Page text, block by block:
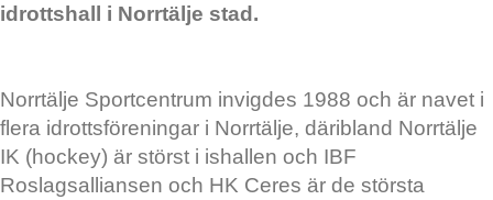
idrottshall i Norrtälje stad.
Norrtälje Sportcentrum invigdes 1988 och är navet i
flera idrottsföreningar i Norrtälje, däribland Norrtälje
IK (hockey) är störst i ishallen och IBF
Roslagsalliansen och HK Ceres är de största